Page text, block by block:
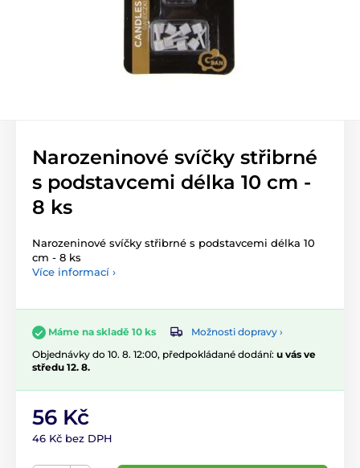
Narozeninové svíčky střibrné
s podstavcemi délka 10 cm -
8 ks
Narozeninové svíčky střibrné s podstavcemi délka 10
cm - 8 ks
Více informací ›
Máme na skladě 10 ks
Možnosti dopravy ›
Objednávky do 10. 8. 12:00, předpokládané dodání: u vás ve
středu 12. 8.
56 Kč
46 Kč bez DPH